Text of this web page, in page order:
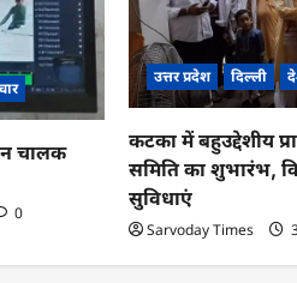
चालक
0
उत्तर प्रदेश दिल्ली
कटका में बहुउद्देशीय
समिति का शुभारंभ,
सुविधाएं
Sarvoday Times